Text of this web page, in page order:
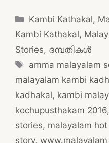
Categories
Kambi Kathakal,
Kambi Kathakal,
Stories, ദമ്പതികള്‍
Tags
amma malayalam
malayalam kambi
kadhakal, kambi
kochupusthakam 2016,
stories, malayalam
story,